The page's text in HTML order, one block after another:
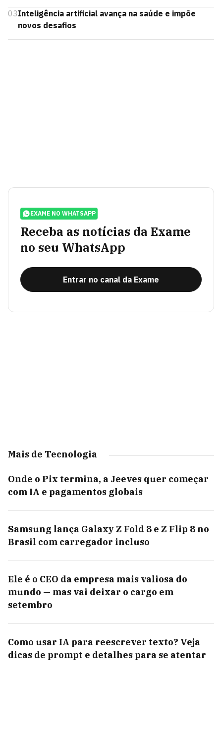
03Inteligência artificial avança na saúde e impõe
novos desafios
EXAME NO WHATSAPP
Receba as notícias da Exame
no seu WhatsApp
Entrar no canal da Exame
Mais de Tecnologia
Onde o Pix termina, a Jeeves quer começar
com IA e pagamentos globais
Samsung lança Galaxy Z Fold 8 e Z Flip 8 no
Brasil com carregador incluso
Ele é o CEO da empresa mais valiosa do
mundo — mas vai deixar o cargo em
setembro
Como usar IA para reescrever texto? Veja
dicas de prompt e detalhes para se atentar